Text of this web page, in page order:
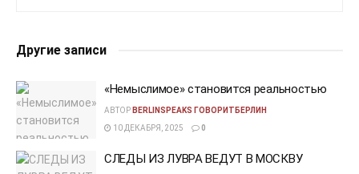
Другие записи
«Немыслимое» становится реальностью
АВТОР BERLINSPEAKS ГОВОРИТБЕРЛИН
10 ДЕКАБРЯ, 2025
0
СЛЕДЫ ИЗ ЛУВРА ВЕДУТ В МОСКВУ